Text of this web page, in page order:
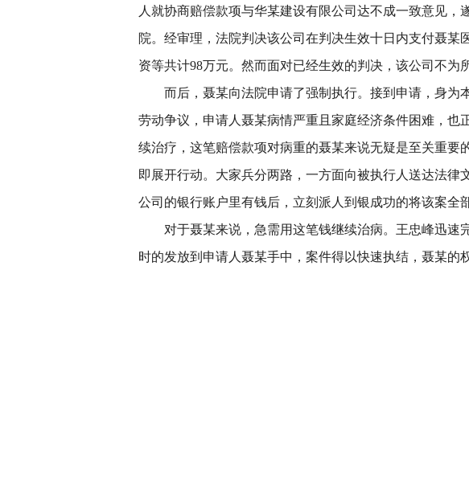
人就协商赔偿款项与华某建设有限公司达不成一致意见，
院。经审理，法院判决该公司在判决生效十日内支付聂某
资等共计98万元。然而面对已经生效的判决，该公司不为
而后，聂某向法院申请了强制执行。接到申请，身为
劳动争议，申请人聂某病情严重且家庭经济条件困难，也
续治疗，这笔赔偿款项对病重的聂某来说无疑是至关重要
即展开行动。大家兵分两路，一方面向被执行人送达法律
公司的银行账户里有钱后，立刻派人到银成功的将该案全
对于聂某来说，急需用这笔钱继续治病。王忠峰迅速
时的发放到申请人聂某手中，案件得以快速执结，聂某的